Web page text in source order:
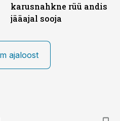
karusnahkne rüü andis
jääajal sooja
ajaloost